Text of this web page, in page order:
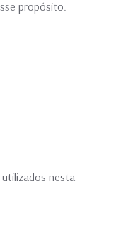
propósito.
nesta